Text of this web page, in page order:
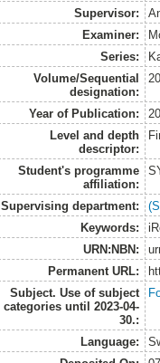
Supervisor:
Examiner:
Series:
Volume/Sequential
designation:
Year of Publication:
Level and depth
descriptor:
Student's programme
affiliation:
Supervising department:
Keywords:
URN:NBN:
Permanent URL:
Subject. Use of subject
categories until 2023-04-
30.:
Language: